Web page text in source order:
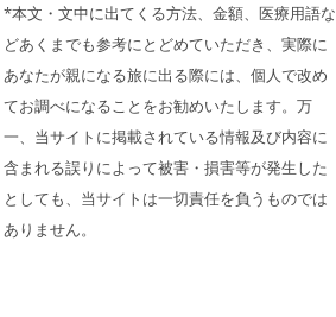
*本文・文中に出てくる方法、金額、医療用語な
どあくまでも参考にとどめていただき、実際に
あなたが親になる旅に出る際には、個人で改め
てお調べになることをお勧めいたします。万
一、当サイトに掲載されている情報及び内容に
含まれる誤りによって被害・損害等が発生した
としても、当サイトは一切責任を負うものでは
ありません。